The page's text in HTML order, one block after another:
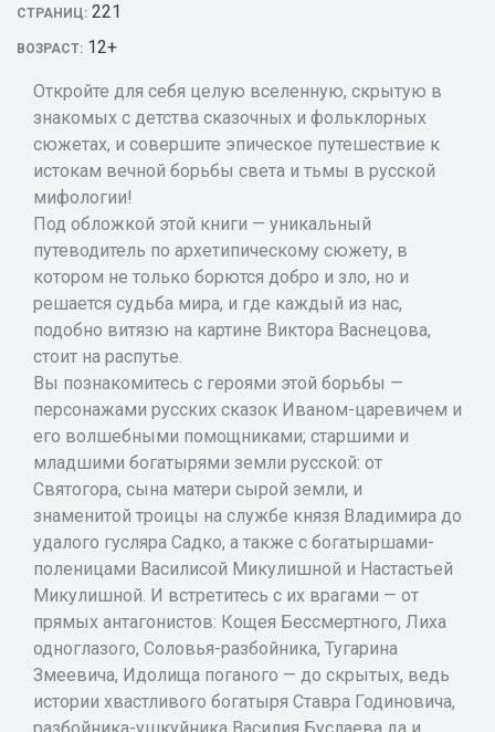
СТРАНИЦ: 221
ВОЗРАСТ: 12+
Откройте для себя целую вселенную, скрытую в
знакомых с детства сказочных и фольклорных
сюжетах, и совершите эпическое путешествие к
истокам вечной борьбы света и тьмы в русской
мифологии!
Под обложкой этой книги — уникальный
путеводитель по архетипическому сюжету, в
котором не только борются добро и зло, но и
решается судьба мира, и где каждый из нас,
подобно витязю на картине Виктора Васнецова,
стоит на распутье.
Вы познакомитесь с героями этой борьбы —
персонажами русских сказок Иваном-царевичем и
его волшебными помощниками; старшими и
младшими богатырями земли русской: от
Святогора, сына матери сырой земли, и
знаменитой троицы на службе князя Владимира до
удалого гусляра Садко, а также с богатыршами-
поленицами Василисой Микулишной и Настастьей
Микулишной. И встретитесь с их врагами — от
прямых антагонистов: Кощея Бессмертного, Лиха
одноглазого, Соловья-разбойника, Тугарина
Змеевича, Идолища поганого — до скрытых, ведь
истории хвастливого богатыря Ставра Годиновича,